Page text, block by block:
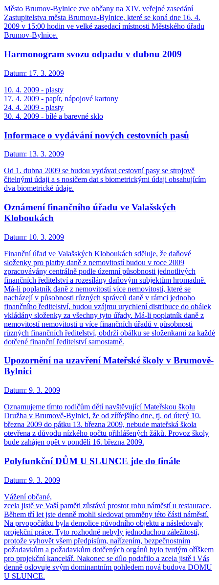
Město Brumov-Bylnice zve občany na XIV. veřejné zasedání
Zastupitelstva města Brumova-Bylnice, které se koná dne 16. 4.
2009 v 15:00 hodin ve velké zasedací místnosti Městského úřadu
Brumov-Bylnice.
Harmonogram svozu odpadu v dubnu 2009
Datum: 17. 3. 2009
10. 4. 2009 - plasty
17. 4. 2009 - papír, nápojové kartony
24. 4. 2009 - plasty
30. 4. 2009 - bílé a barevné sklo
Informace o vydávání nových cestovních pasů
Datum: 13. 3. 2009
Od 1. dubna 2009 se budou vydávat cestovní pasy se strojově
čitelnými údaji a s nosičem dat s biometrickými údaji obsahujícím
dva biometrické údaje.
Oznámení finančního úřadu ve Valašských
Kloboukách
Datum: 10. 3. 2009
Finanční úřad ve Valašských Kloboukách sděluje, že daňové
složenky pro platby daně z nemovitostí budou v roce 2009
zpracovávány centrálně podle územní působnosti jednotlivých
finančních ředitelství a rozesílány daňovým subjektům hromadně.
Má-li poplatník daně z nemovitostí více nemovitostí, které se
nacházejí v působnosti různých správců daně v rámci jednoho
finančního ředitelství, budou vzájmu urychlení distribuce do obálek
vkládány složenky za všechny tyto úřady. Má-li poplatník daně z
nemovitostí nemovitosti u více finančních úřadů v působnosti
různých finančních ředitelství, obdrží obálku se složenkami za každé
dotčené finanční ředitelství samostatně.
Upozornění na uzavření Mateřské školy v Brumově-
Bylnici
Datum: 9. 3. 2009
Oznamujeme tímto rodičům dětí navštěvující Mateřskou školu
Družba v Brumově-Bylnici, že od zítřejšího dne, tj. od úterý 10.
března 2009 do pátku 13. března 2009, nebude mateřská škola
otevřena z důvodu nízkého počtu přihlášených žáků. Provoz školy
bude zahájen opět v pondělí 16. března 2009.
Polyfunkční DŮM U SLUNCE jde do finále
Datum: 9. 3. 2009
Vážení občané,
zcela jistě ve Vaší paměti zůstává prostor rohu náměstí u restaurace.
Během tří let jste denně mohli sledovat proměny této části náměstí.
Na prvopočátku byla demolice původního objektu a následovaly
projekční práce. Tyto rozhodně nebyly jednoduchou záležitostí,
protože vyhovět všem předpisům, nařízením, bezpečnostním
požadavkům a požadavkům dotčených orgánů bylo tvrdým oříškem
pro projekční kancelář. Nakonec se dílo podařilo a zcela jistě i Vás
denně oslovuje svým dominantním pohledem nová budova DOMU
U SLUNCE.